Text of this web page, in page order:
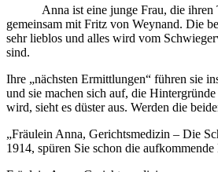
Anna ist eine junge Frau, die
gemeinsam mit Fritz von Weynand. Die
sehr lieblos und alles wird vom
sind.
Ihre „nächsten Ermittlungen“ führen sie
und sie machen sich auf, die
wird, sieht es düster aus. Werden die
„Fräulein Anna, Gerichtsmedizin – Die
1914, spüren Sie schon die